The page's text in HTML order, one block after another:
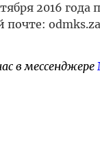
2016 года
в мессенджере